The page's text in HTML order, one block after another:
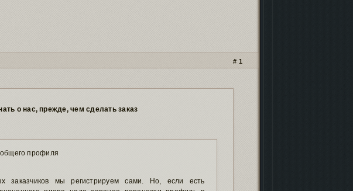
1
о нас, прежде, чем сделать заказ
профиля
мы регистрируем сами. Но, если есть